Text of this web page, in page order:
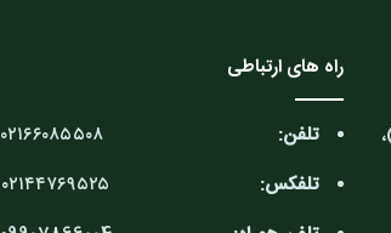
راه های ارتباطی
تلفن: ۰۲۱۶۶۰۸۵۵۰۸
تلفکس: ۰۲۱۴۴۷۶۹۵۲۵